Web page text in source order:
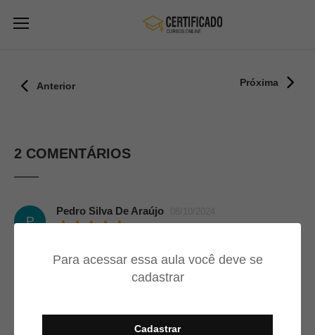
Para acessar essa aula você deve se
cadastrar
Cadastrar
Anterior Próxima
2 COMENTÁRIOS
P
Pedro Silva De Araújo